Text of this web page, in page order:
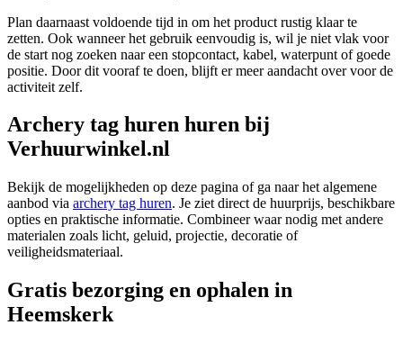
Plan daarnaast voldoende tijd in om het product rustig klaar te
zetten. Ook wanneer het gebruik eenvoudig is, wil je niet vlak voor
de start nog zoeken naar een stopcontact, kabel, waterpunt of goede
positie. Door dit vooraf te doen, blijft er meer aandacht over voor de
activiteit zelf.
Archery tag huren huren bij
Verhuurwinkel.nl
Bekijk de mogelijkheden op deze pagina of ga naar het algemene
aanbod via archery tag huren. Je ziet direct de huurprijs, beschikbare
opties en praktische informatie. Combineer waar nodig met andere
materialen zoals licht, geluid, projectie, decoratie of
veiligheidsmateriaal.
Gratis bezorging en ophalen in
Heemskerk